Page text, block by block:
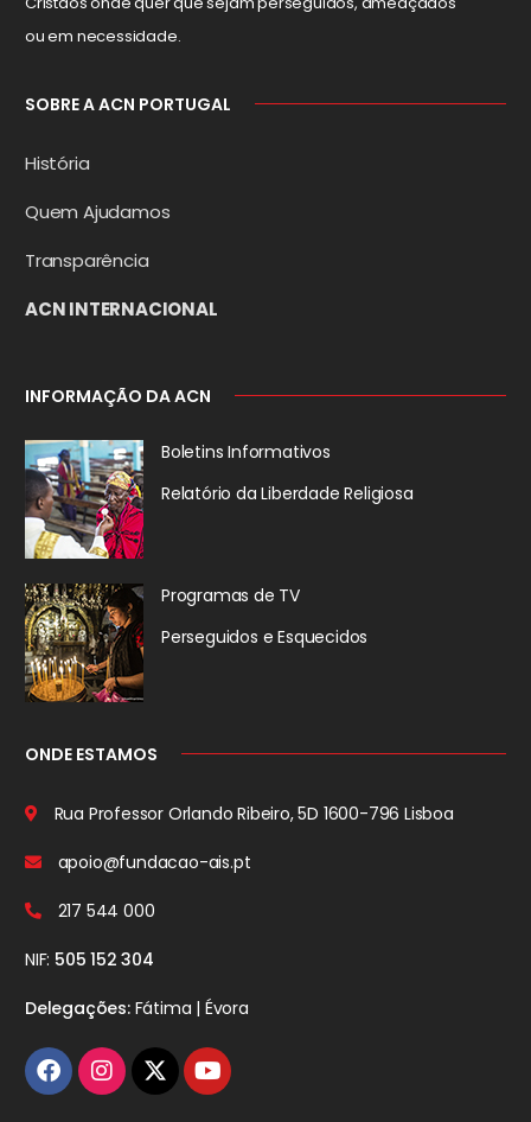
ou em necessidade.
SOBRE A ACN PORTUGAL
História
Quem Ajudamos
Transparência
ACN INTERNACIONAL
INFORMAÇÃO DA ACN
Boletins Informativos
Relatório da Liberdade Religiosa
Programas de TV
Perseguidos e Esquecidos
ONDE ESTAMOS
Rua Professor Orlando Ribeiro, 5D 1600-796 Lisboa
apoio@fundacao-ais.pt
217 544 000
NIF: 505 152 304
Delegações:Fátima | Évora